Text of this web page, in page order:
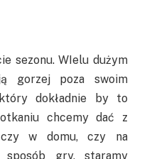
sezonu. WIelu dużym
gorzej poza swoim
dokładnie by to
chcemy dać z
czy w domu, czy na
sposób gry, staramy